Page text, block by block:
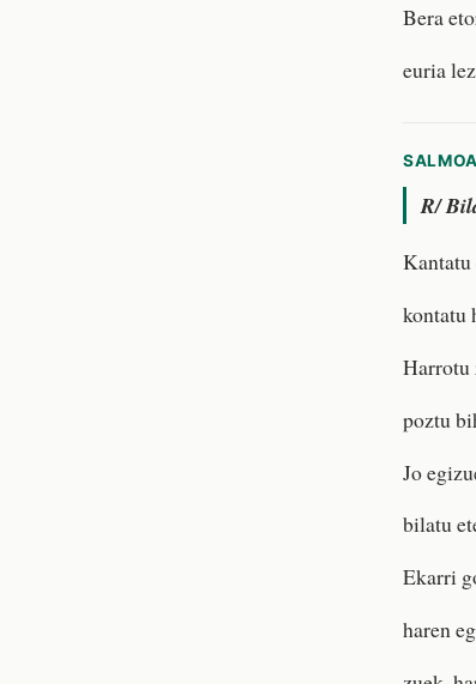
Bera
euria
R/
Kantatu
kontatu
Harrotu
poztu
Jo
bilatu
Ekarri
haren